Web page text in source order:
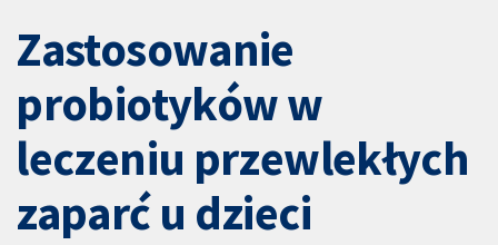
Zastosowanie
probiotyków w
leczeniu przewlekłych
zaparć u dzieci